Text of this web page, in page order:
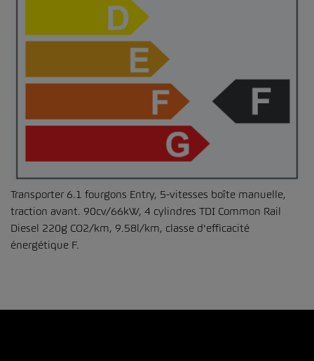
Transporter 6.1 fourgons Entry, 5-vitesses boîte manuelle,
traction avant. 90cv/66kW, 4 cylindres TDI Common Rail
Diesel 220g CO2/km, 9.58l/km, classe d'efficacité
énergétique F.